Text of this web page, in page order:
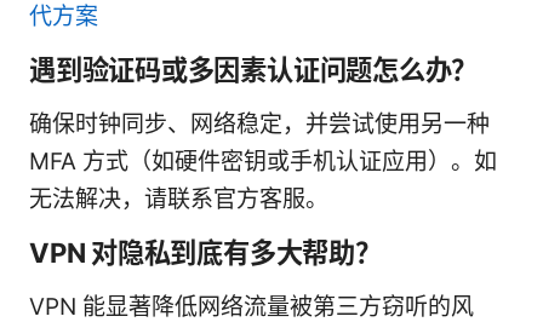
代方案
遇到验证码或多因素认证问题怎么办？
确保时钟同步、网络稳定，并尝试使用另一种
MFA 方式（如硬件密钥或手机认证应用）。如
无法解决，请联系官方客服。
VPN 对隐私到底有多大帮助？
VPN 能显著降低网络流量被第三方窃听的风